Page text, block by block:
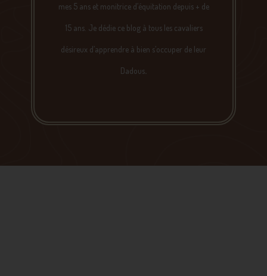
mes 5 ans et monitrice d’équitation depuis + de
15 ans. Je dédie ce blog à tous les cavaliers
désireux d’apprendre à bien s’occuper de leur
Dadous